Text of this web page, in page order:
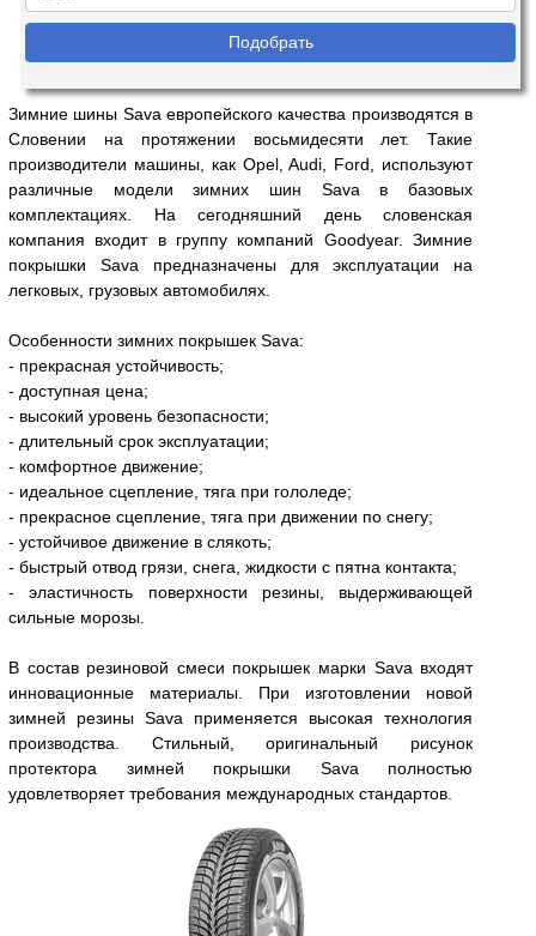
Зимние шины Sava европейского качества производятся в
Словении на протяжении восьмидесяти лет. Такие
производители машины, как Opel, Audi, Ford, используют
различные модели зимних шин Sava в базовых
комплектациях. На сегодняшний день словенская
компания входит в группу компаний Goodyear. Зимние
покрышки Sava предназначены для эксплуатации на
легковых, грузовых автомобилях.
Особенности зимних покрышек Sava:
- прекрасная устойчивость;
- доступная цена;
- высокий уровень безопасности;
- длительный срок эксплуатации;
- комфортное движение;
- идеальное сцепление, тяга при гололеде;
- прекрасное сцепление, тяга при движении по снегу;
- устойчивое движение в слякоть;
- быстрый отвод грязи, снега, жидкости с пятна контакта;
- эластичность поверхности резины, выдерживающей
сильные морозы.
В состав резиновой смеси покрышек марки Sava входят
инновационные материалы. При изготовлении новой
зимней резины Sava применяется высокая технология
производства. Стильный, оригинальный рисунок
протектора зимней покрышки Sava полностью
удовлетворяет требования международных стандартов.